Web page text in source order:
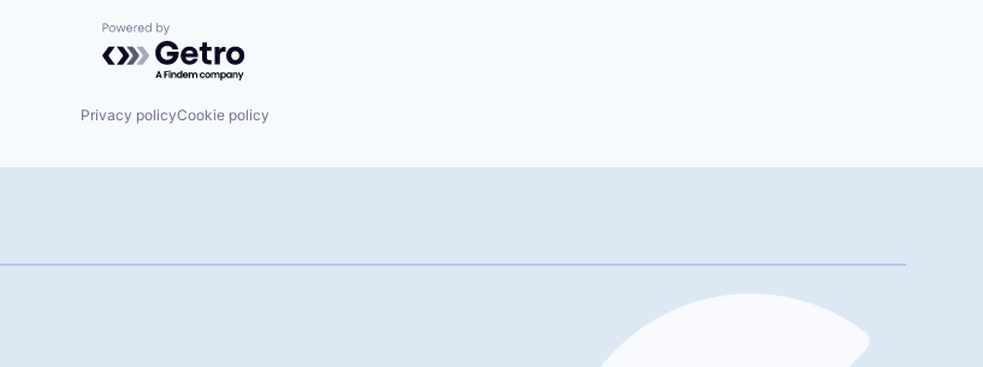
Powered by Getro.com
Privacy policyCookie policy